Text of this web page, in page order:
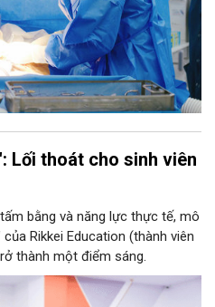
Lối thoát cho sinh viên
bằng và năng lực thực tế, mô
Rikkei Education (thành viên
thành một điểm sáng.